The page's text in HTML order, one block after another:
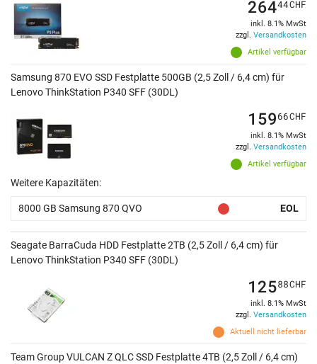
Artikel verfügbar
26444CHF
inkl. 8.1% MwSt
zzgl. Versandkosten
Samsung 870 EVO SSD Festplatte 500GB (2,5 Zoll / 6,4 cm) für
Lenovo ThinkStation P340 SFF (30DL)
Artikel verfügbar
15966CHF
inkl. 8.1% MwSt
zzgl. Versandkosten
Weitere Kapazitäten:
8000 GB Samsung 870 QVO EOL
Seagate BarraCuda HDD Festplatte 2TB (2,5 Zoll / 6,4 cm) für
Lenovo ThinkStation P340 SFF (30DL)
Aktuell nicht lieferbar
12588CHF
inkl. 8.1% MwSt
zzgl. Versandkosten
Team Group VULCAN Z QLC SSD Festplatte 4TB (2,5 Zoll / 6,4 cm)